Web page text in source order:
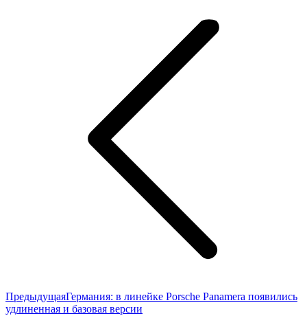
ПредыдущаяПредыдущая
запись:
Германия: в линейке Porsche Panamera появились
удлиненная и базовая версии